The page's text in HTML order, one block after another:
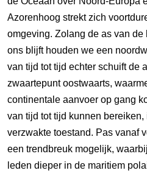
Azorenhoog strekt zich
omgeving. Zolang de as van
ons blijft houden we een
van tijd tot tijd echter schuift de
zwaartepunt oostwaarts,
continentale aanvoer op gang
van tijd tot tijd kunnen
verzwakte toestand. Pas vanaf
een trendbreuk mogelijk,
leden dieper in de maritiem